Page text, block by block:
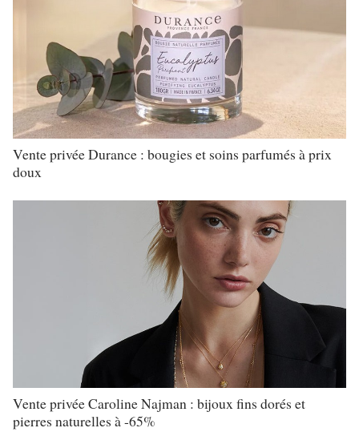
Vente privée Durance : bougies et soins parfumés à prix
doux
Vente privée Caroline Najman : bijoux fins dorés et
pierres naturelles à -65%